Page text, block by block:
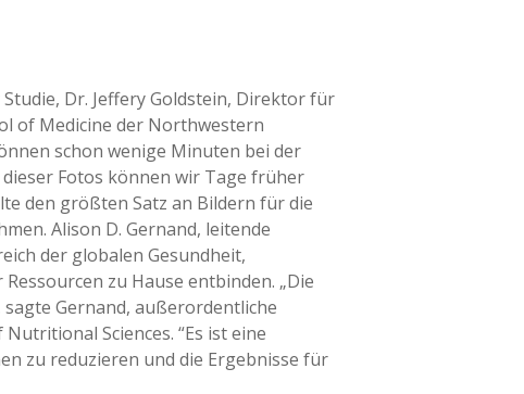
Dr. Jeffery Goldstein, Direktor für
of Medicine der Northwestern
schon wenige Minuten bei der
Fotos können wir Tage früher
den größten Satz an Bildern für die
Alison D. Gernand, leitende
der globalen Gesundheit,
zu Hause entbinden. „Die
Gernand, außerordentliche
Sciences. “Es ist eine
zu reduzieren und die Ergebnisse für